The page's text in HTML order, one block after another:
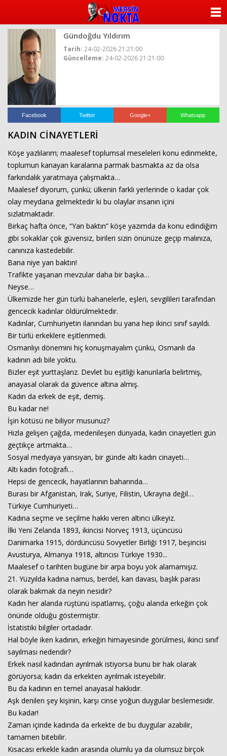
Gündoğdu Yıldırım
Tarih: 24-02-2026 21:21:00
Güncelleme: 24-02-2026 21:21:00
Facebook Twitter Google+ Whatsapp
KADIN CİNAYETLERİ
Köşe yazlılarım; maalesef toplumsal meseleleri konu edinmekte,
toplumun kanayan karalarına parmak basmakta az da olsa
farkındalık yaratmaya çalışmakta…
Maalesef diyorum, çünkü; ülkenin farklı yerlerinde o kadar çok
olay meydana gelmektedir ki bu olaylar insanın içini
sızlatmaktadır.
Birkaç hafta önce, “Yan baktın” köşe yazımda da konu edindiğim
gibi sokaklar çok güvensiz, birileri sizin önünüze geçip malınıza,
canınıza kastedebilir.
Bana niye yan baktın!
Trafikte yaşanan mevzular daha bir başka…
Neyse…
Ülkemizde her gün türlü bahanelerle, eşleri, sevgilileri tarafından
gencecik kadınlar öldürülmektedir.
Kadınlar, Cumhuriyetin ilanından bu yana hep ikinci sınıf sayıldı.
Bir türlü erkeklere eşitlenmedi.
Osmanlıyı dönemini hiç konuşmayalım çünkü, Osmanlı da
kadının adı bile yoktu.
Bizler eşit yurttaşlarız. Devlet bu eşitliği kanunlarla belirtmiş,
anayasal olarak da güvence altına almış.
Kadın da erkek de eşit, demiş.
Bu kadar ne!
İşin kötüsü ne biliyor musunuz?
Hızla gelişen çağda, medenileşen dünyada, kadın cinayetleri gün
geçtikçe artmakta…
Sosyal medyaya yansıyan, bir günde altı kadın cinayeti…
Altı kadın fotoğrafı…
Hepsi de gencecik, hayatlarının baharında…
Burası bir Afganistan, Irak, Suriye, Filistin, Ukrayna değil…
Türkiye Cumhuriyeti…
Kadına seçme ve seçilme hakkı veren altıncı ülkeyiz.
İlki Yeni Zelanda 1893, ikincisi Norveç 1913, üçüncüsü
Danimarka 1915, dördüncüsü Sovyetler Birliği 1917, beşincisi
Avusturya, Almanya 1918, altıncısı Türkiye 1930...
Maalesef o tarihten bugüne bir arpa boyu yok alamamışız.
21. Yüzyılda kadına namus, berdel, kan davası, başlık parası
olarak bakmak da neyin nesidir?
Kadın her alanda rüştünü ispatlamış, çoğu alanda erkeğin çok
önünde olduğu göstermiştir.
İstatistiki bilgiler ortadadır.
Hal böyle iken kadının, erkeğin himayesinde görülmesi, ikinci sınıf
sayılması nedendir?
Erkek nasıl kadından ayrılmak istiyorsa bunu bir hak olarak
görüyorsa; kadın da erkekten ayrılmak isteyebilir.
Bu da kadının en temel anayasal hakkıdır.
Aşk denilen şey kişinin, karşı cinse yoğun duygular beslemesidir.
Bu kadar!
Zaman içinde kadında da erkekte de bu duygular azabilir,
tamamen bitebilir.
Kısacası erkekle kadın arasında olumlu ya da olumsuz birçok
YAZARLAR
İLETİŞİM